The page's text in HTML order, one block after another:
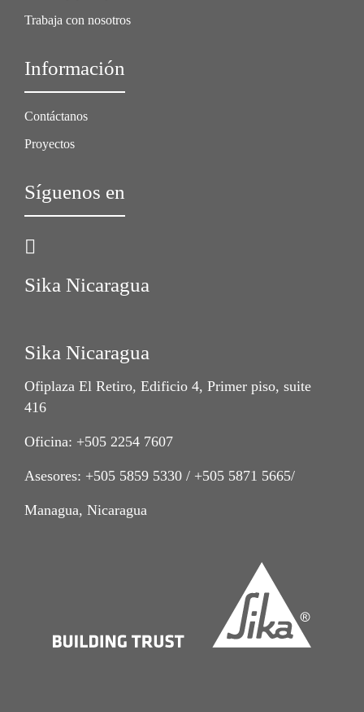
Trabaja con nosotros
Información
Contáctanos
Proyectos
Síguenos en
Sika Nicaragua
Sika Nicaragua
Ofiplaza El Retiro, Edificio 4, Primer piso, suite
416
Oficina: +505 2254 7607
Asesores: +505 5859 5330 / +505 5871 5665/
Managua, Nicaragua